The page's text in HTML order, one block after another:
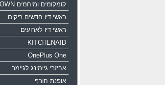
קומקומים ומיחמים CROWN
ראשי דיו חדשים ריקים
ראשי דיו לארועים
KITCHENAID
OnePlus One
אביזרי גיימינג לגיימר
אופנת חורף